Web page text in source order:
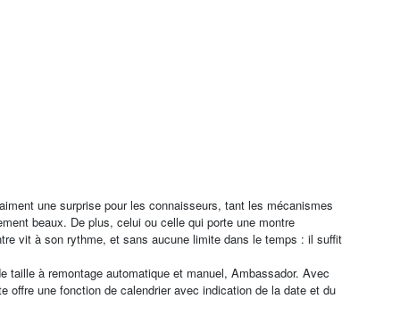
une surprise pour les connaisseurs, tant les mécanismes
beaux. De plus, celui ou celle qui porte une montre
vit à son rythme, et sans aucune limite dans le temps : il suffit
à remontage automatique et manuel, Ambassador. Avec
offre une fonction de calendrier avec indication de la date et du